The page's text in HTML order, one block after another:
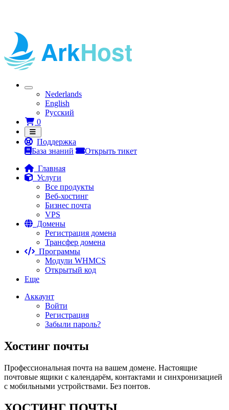
Nederlands
English
Русский
0Корзина
Поддержка
База знаний
Открыть тикет
Главная
Услуги
Все продукты
Веб-хостинг
Бизнес почта
VPS
Домены
Регистрация домена
Трансфер домена
Программы
Модули WHMCS
Открытый код
Еще
Аккаунт
Войти
Регистрация
Забыли пароль?
Хостинг почты
Профессиональная почта на вашем домене. Настоящие
почтовые ящики с календарём, контактами и синхронизацией
с мобильными устройствами. Без понтов.